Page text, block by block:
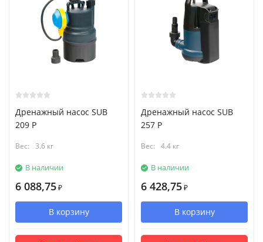
Дренажный насос SUB
209 P
Вес: 3.6 кг
В наличии
6 088,75 ₽
В корзину
Дренажный насос SUB
257 P
Вес: 4.4 кг
В наличии
6 428,75 ₽
В корзину